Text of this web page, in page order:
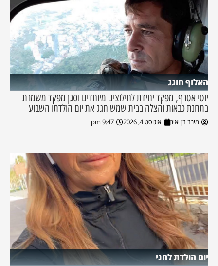
האלוף חוגג
יוסי אסרף, מפקד יחידת לחילוצים מיוחדים וסגן מפקד משמרת
בתחנת כבאות והצלה בבית שמש חגג את יום הולדתו השבוע
מירב בן יאיר אוגוסט 4, 2026 9:47 pm
יום הולדת לחני